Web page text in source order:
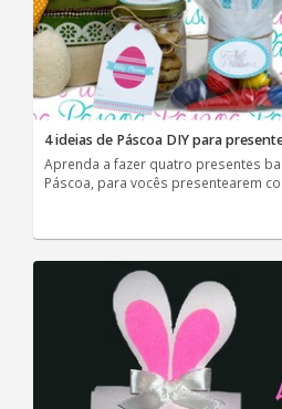
4 ideias de Páscoa DIY para
Aprenda a fazer quatro presentes
Páscoa, para vocês presentearem